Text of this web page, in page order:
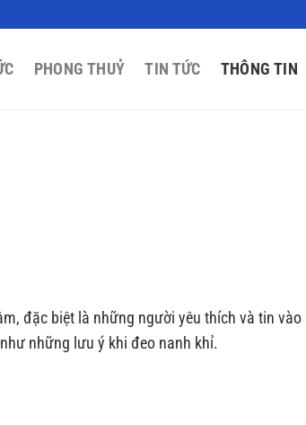
PHONG THUỶ TIN TỨC THÔNG TIN
đặc biệt là những người yêu thích và tin vào
những lưu ý khi đeo nanh khỉ.